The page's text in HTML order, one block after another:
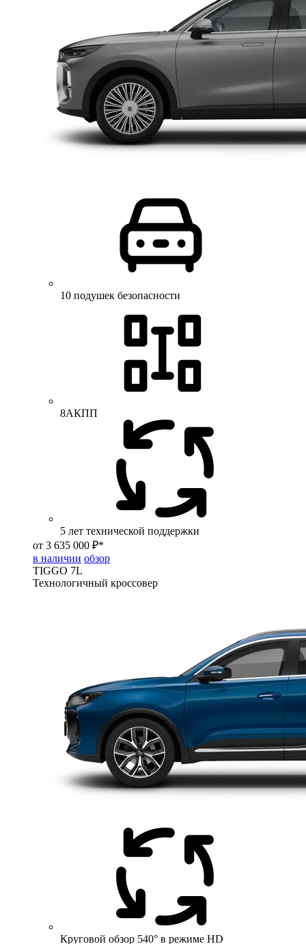
10 подушек безопасности
8АКПП
5 лет технической поддержки
от 3 635 000 ₽*
в наличии обзор
TIGGO 7L
Технологичный кроссовер
Круговой обзор 540° в режиме HD